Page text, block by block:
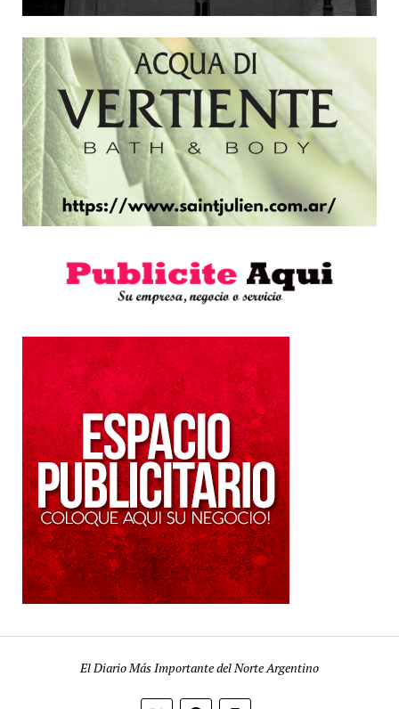
El Diario Más Importante del Norte Argentino